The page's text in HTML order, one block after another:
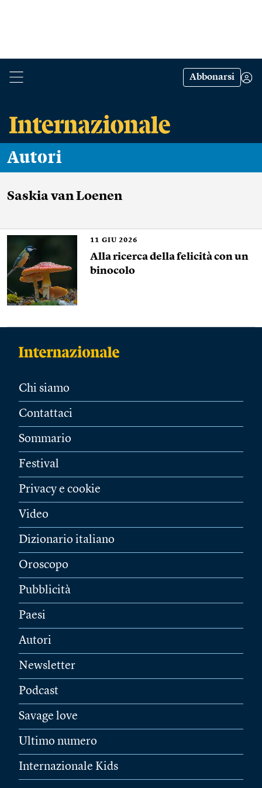
Abbonarsi
Autori
Saskia van Loenen
11 GIU 2026
Alla ricerca della felicità con un
binocolo
Chi siamo
Contattaci
Sommario
Festival
Privacy e cookie
Video
Dizionario italiano
Oroscopo
Pubblicità
Paesi
Autori
Newsletter
Podcast
Savage love
Ultimo numero
Internazionale Kids